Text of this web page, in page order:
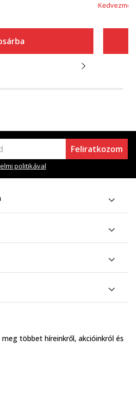
Feliratkozom
politikával
többet híreinkről, akcióinkról és